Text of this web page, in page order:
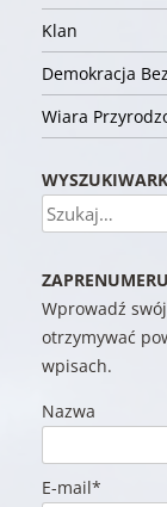
Klan
Demokracja
Wiara
Szukaj
Wprowadź
otrzymywać
wpisach.
Nazwa
E-mail*